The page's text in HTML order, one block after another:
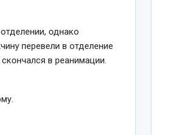
однако
перевели в отделение
в реанимации.